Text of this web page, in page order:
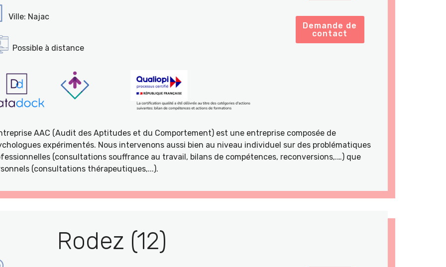
Ville: Najac
Possible à distance
Demande de
contact
AAC (Audit des Aptitudes et du Comportement) est une entreprise composée de
expérimentés. Nous intervenons aussi bien au niveau individuel sur des problématiques
(consultations souffrance au travail, bilans de compétences, reconversions,.…) que
(consultations thérapeutiques,...).
Rodez (12)